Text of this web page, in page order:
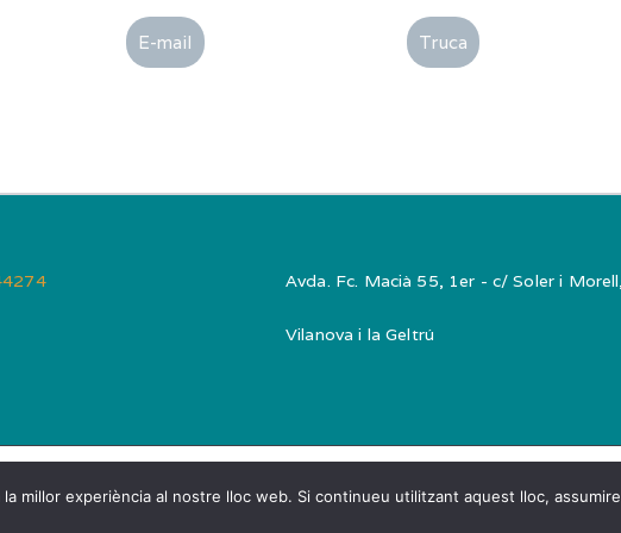
E-mail Truca
Avda. Fc. Macià 55, 1er - c/ Soler i
Vilanova i la Geltrú
© 2026Capsis Vilanova. Powered byZakraandWordPress
millor experiència al nostre lloc web. Si continueu utilitzant aquest lloc,